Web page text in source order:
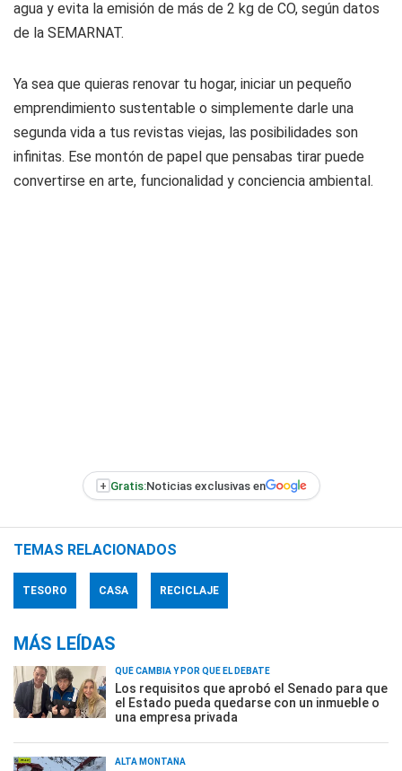
agua y evita la emisión de más de 2 kg de CO, según datos
de la SEMARNAT.
Ya sea que quieras renovar tu hogar, iniciar un pequeño
emprendimiento sustentable o simplemente darle una
segunda vida a tus revistas viejas, las posibilidades son
infinitas. Ese montón de papel que pensabas tirar puede
convertirse en arte, funcionalidad y conciencia ambiental.
+ Gratis:Noticias exclusivas en
TEMAS RELACIONADOS
TESORO CASA RECICLAJE
MÁS LEÍDAS
QUÉ CAMBIA Y POR QUÉ EL DEBATE
Los requisitos que aprobó el Senado para que
el Estado pueda quedarse con un inmueble o
una empresa privada
ALTA MONTAÑA